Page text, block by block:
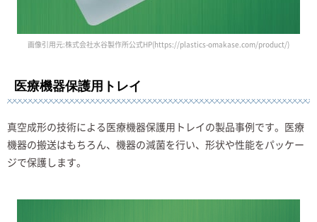
画像引用元:株式会社水谷製作所公式HP(https://plastics-omakase.com/product/)
医療機器保護用トレイ
真空成形の技術による医療機器保護用トレイの製品事例です。医療
機器の搬送はもちろん、機器の減菌を行い、形状や性能をパッケー
ジで保護します。